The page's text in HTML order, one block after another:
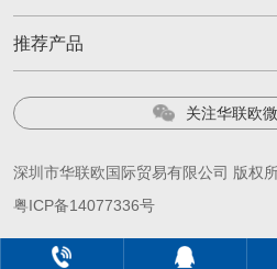
推荐产品
关注华联欧
深圳市华联欧国际贸易有限公司 版权
粤ICP备14077336号